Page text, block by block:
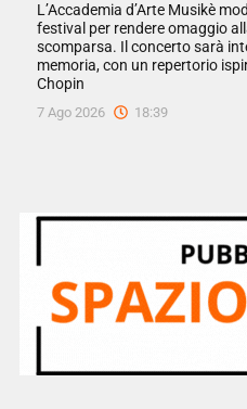
L’Accademia d’Arte Musikè
festival per rendere omaggio
scomparsa. Il concerto sarà
memoria, con un repertorio
Chopin
7 Ago 2026 18:39